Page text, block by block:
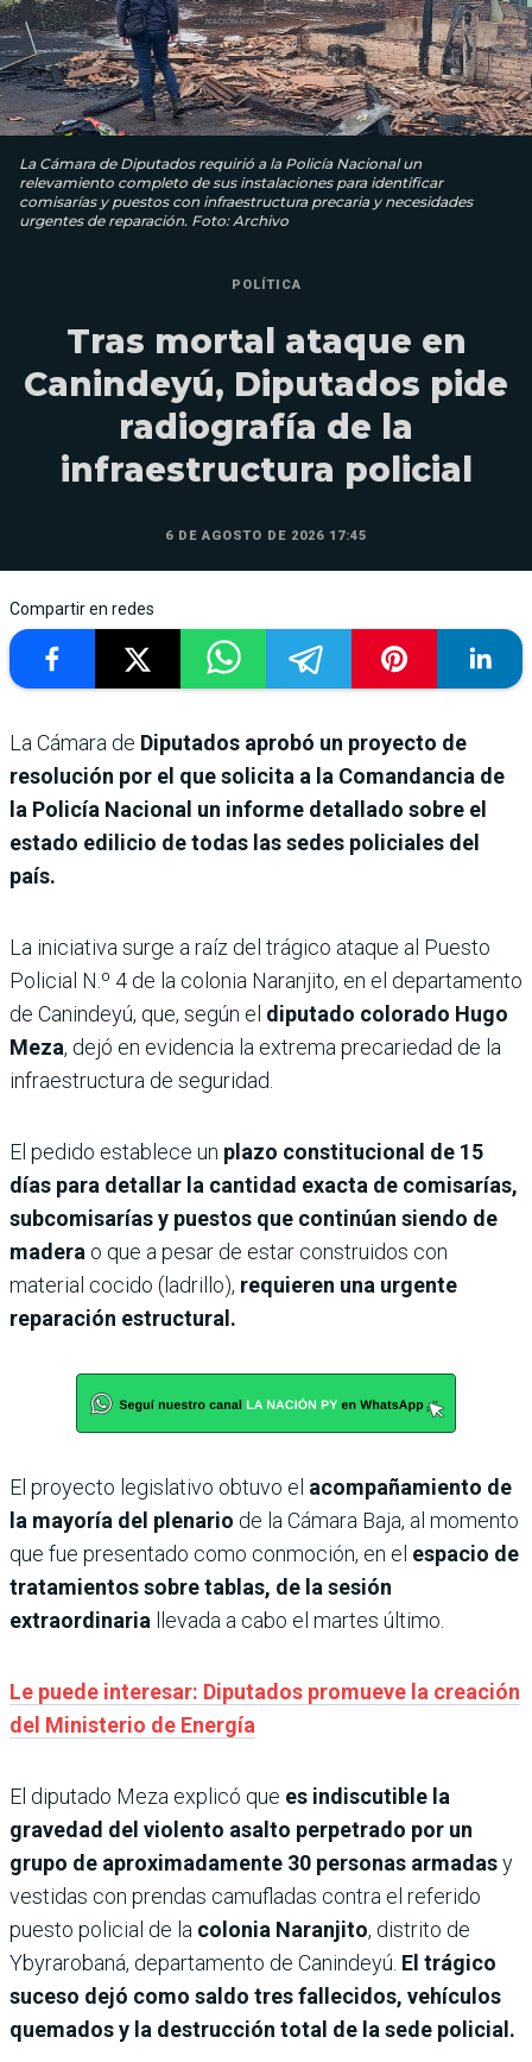
La Cámara de Diputados requirió a la Policía Nacional un
relevamiento completo de sus instalaciones para identificar
comisarías y puestos con infraestructura precaria y necesidades
urgentes de reparación. Foto: Archivo
POLÍTICA
Tras mortal ataque en
Canindeyú, Diputados pide
radiografía de la
infraestructura policial
6 DE AGOSTO DE 2026 17:45
Compartir en redes
La Cámara de Diputados aprobó un proyecto de
resolución por el que solicita a la Comandancia de
la Policía Nacional un informe detallado sobre el
estado edilicio de todas las sedes policiales del
país.
La iniciativa surge a raíz del trágico ataque al Puesto
Policial N.º 4 de la colonia Naranjito, en el departamento
de Canindeyú, que, según el diputado colorado Hugo
Meza, dejó en evidencia la extrema precariedad de la
infraestructura de seguridad.
El pedido establece un plazo constitucional de 15
días para detallar la cantidad exacta de comisarías,
subcomisarías y puestos que continúan siendo de
madera o que a pesar de estar construidos con
material cocido (ladrillo), requieren una urgente
reparación estructural.
El proyecto legislativo obtuvo el acompañamiento de
la mayoría del plenario de la Cámara Baja, al momento
que fue presentado como conmoción, en el espacio de
tratamientos sobre tablas, de la sesión
extraordinaria
llevada a cabo el martes último.
Le puede interesar: Diputados promueve la creación
del Ministerio de Energía
El diputado Meza explicó que es indiscutible la
gravedad del violento asalto perpetrado por un
grupo de aproximadamente 30 personas armadasy
vestidas con prendas camufladas contra el referido
puesto policial de la colonia Naranjito, distrito de
Ybyrarobaná, departamento de Canindeyú. El trágico
suceso dejó como saldo tres fallecidos, vehículos
quemados y la destrucción total de la sede policial.